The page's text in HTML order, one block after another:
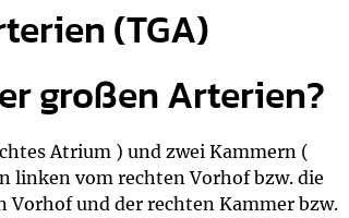
(TGA)
großen Arterien?
Atrium ) und zwei Kammern (
linken vom rechten Vorhof bzw. die
Vorhof und der rechten Kammer bzw.